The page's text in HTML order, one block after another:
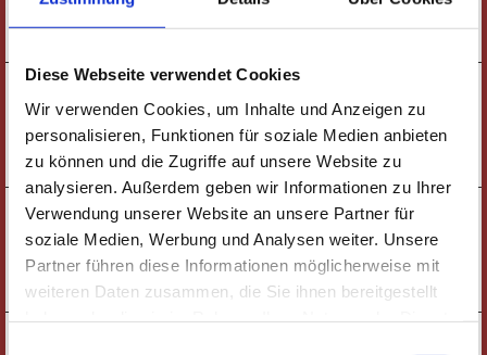
Diese Webseite verwendet Cookies
Wir verwenden Cookies, um Inhalte und Anzeigen zu
personalisieren, Funktionen für soziale Medien anbieten
zu können und die Zugriffe auf unsere Website zu
analysieren. Außerdem geben wir Informationen zu Ihrer
Verwendung unserer Website an unsere Partner für
soziale Medien, Werbung und Analysen weiter. Unsere
Partner führen diese Informationen möglicherweise mit
weiteren Daten zusammen, die Sie ihnen bereitgestellt
TICKETS
13.09.
16:00 UHR
DIE DREI ??? KIDS
MONTAG
14.09.
09:00 UHR
KINDERTHEATER |
DIE DREI ??? KIDS